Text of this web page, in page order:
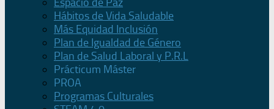
Hábitos de Vida Saludable
Más Equidad Inclusión
Plan de Igualdad de Género
Plan de Salud Laboral y P.R.L
Prácticum Máster
PROA
Programas Culturales